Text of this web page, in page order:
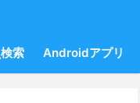
検索 Androidアプリ